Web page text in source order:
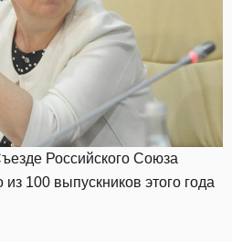
Российского Союза
из 100 выпускников этого года